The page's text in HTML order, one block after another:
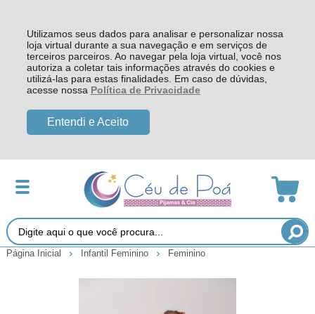
Utilizamos seus dados para analisar e personalizar nossa
loja virtual durante a sua navegação e em serviços de
terceiros parceiros. Ao navegar pela loja virtual, você nos
autoriza a coletar tais informações através do cookies e
utilizá-las para estas finalidades. Em caso de dúvidas,
acesse nossa Política de Privacidade
Entendi e Aceito
Página Inicial Infantil Feminino Feminino